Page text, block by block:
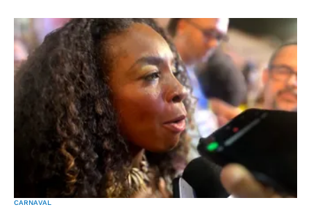
CARNAVAL